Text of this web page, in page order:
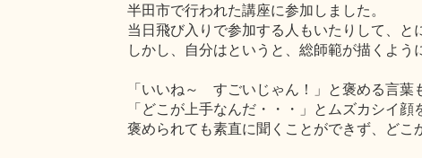
半田市で行われた講座に参加しました。
当日飛び入りで参加する人もいたりして、と
しかし、自分はというと、総師範が描くよう
「いいね～ すごいじゃん！」と褒める言葉
「どこが上手なんだ・・・」とムズカシイ顔
褒められても素直に聞くことができず、どこ